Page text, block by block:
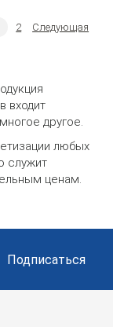
2 Следующая
входит
другое.
любых
служит
ценам.
Подписаться